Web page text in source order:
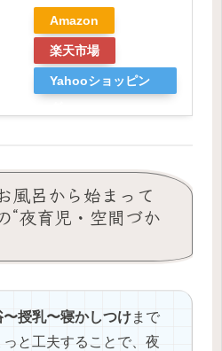
Amazon
楽天市場
Yahooショッピン
風呂から始まって
“夜育児・空間づか
〜授乳〜寝かしつけまで
と工夫することで、夜